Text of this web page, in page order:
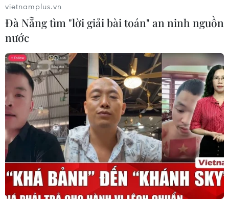
vietnamplus.vn
Đà Nẵng tìm "lời giải bài toán" an ninh nguồn
nước